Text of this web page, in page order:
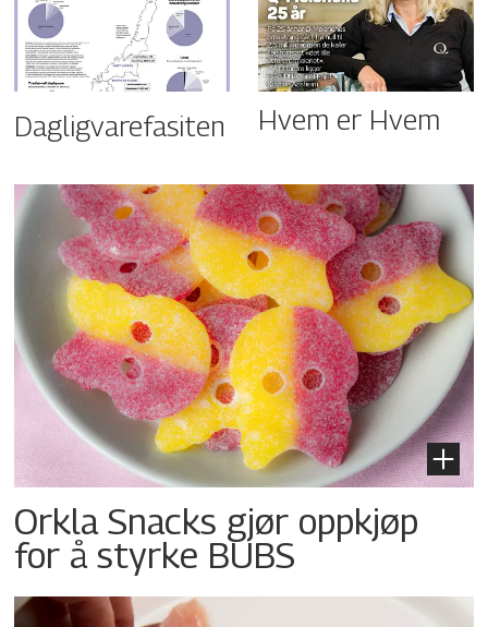
Dagligvarefasiten Hvem er Hvem
Orkla Snacks gjør oppkjøp
for å styrke BUBS